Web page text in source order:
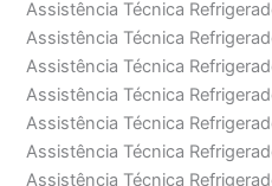
Assistência Técnica
Assistência Técnica
Assistência Técnica
Assistência Técnica
Assistência Técnica
Assistência Técnica
Assistência Técnica